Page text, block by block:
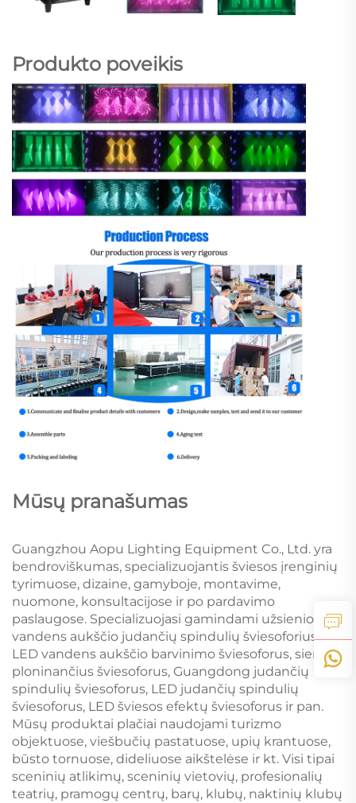
Produkto poveikis
Mūsų pranašumas
Guangzhou Aopu Lighting Equipment Co., Ltd. yra
bendroviškumas, specializuojantis šviesos įrenginių
tyrimuose, dizaine, gamyboje, montavime,
nuomone, konsultacijose ir po pardavimo
paslaugose. Specializuojasi gamindami užsienio
vandens aukščio judančių spindulių šviesoforius,
LED vandens aukščio barvinimo šviesoforus, sienų
ploninančius šviesoforus, Guangdong judančių
spindulių šviesoforus, LED judančių spindulių
šviesoforus, LED šviesos efektų šviesoforus ir pan.
Mūsų produktai plačiai naudojami turizmo
objektuose, viešbučių pastatuose, upių krantuose,
būsto tornuose, dideliuose aikštelėse ir kt. Visi tipai
sceninių atlikimų, sceninių vietovių, profesionalių
teatrių, pramogų centrų, barų, klubų, naktinių klubų